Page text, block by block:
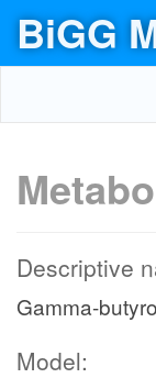
BiGG
Descriptive
Gamma-
Model: